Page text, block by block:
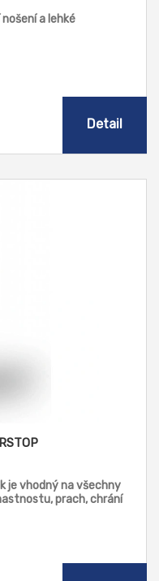
a lehké
Detail
je vhodný na všechny
prach, chrání